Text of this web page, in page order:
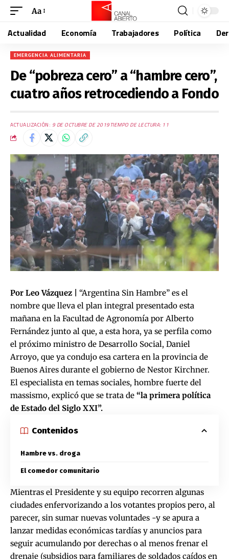
Aa
Actualidad Economía Trabajadores Política
EMERGENCIA ALIMENTARIA
De “pobreza cero” a “hambre cero”,
cuatro años retrocediendo a Fondo
ACTUALIZACIÓN: 9 DE OCTUBRE DE 2019TIEMPO DE LECTURA: 11
Por Leo Vázquez | “Argentina Sin Hambre” es el
nombre que lleva el plan integral presentado esta
mañana en la Facultad de Agronomía por Alberto
Fernández junto al que, a esta hora, ya se perfila como
el próximo ministro de Desarrollo Social, Daniel
Arroyo, que ya condujo esa cartera en la provincia de
Buenos Aires durante el gobierno de Nestor Kirchner.
El especialista en temas sociales, hombre fuerte del
massismo, explicó que se trata de “la primera política
de Estado del Siglo XXI”.
Contenidos
Hambre vs. droga
El comedor comunitario
Mientras el Presidente y su equipo recorren algunas
ciudades enfervorizando a los votantes propios pero, al
parecer, sin sumar nuevas voluntades -y se apura a
lanzar medidas económicas tardías y anuncios para
seguir acumulando por derechas o al menos frenar el
drenaje (subsidios para familiares de soldados caídos en